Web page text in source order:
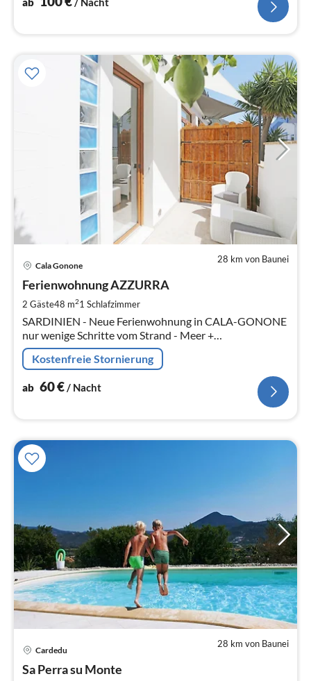
28 km von Baunei
Cala Gonone
Ferienwohnung AZZURRA
2 Gäste48 m21 Schlafzimmer
SARDINIEN - Neue Ferienwohnung in CALA-GONONE
nur wenige Schritte vom Strand - Meer +
Einkaufsmöglichkeiten.
Kostenfreie Stornierung
ab 60€/ Nacht
28 km von Baunei
Cardedu
Sa Perra su Monte